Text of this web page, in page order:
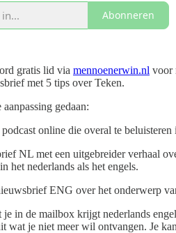
Abonneren
gratis lid via mennoenerwin.nl voor
met 5 tips over Teken.
gedaan:
online die overal te beluisteren
NL met een uitgebreider verhaal
het nederlands als het engels.
ENG over het onderwerp
in de mailbox krijgt nederlands
wat je niet meer wil ontvangen. Je